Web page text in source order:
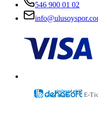
546 900 01 02
E-